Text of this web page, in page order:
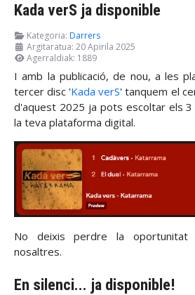
Kada verS ja disponible
Kategoria: Darrers
Argitaratua: 20 Apirila 2025
Agerraldiak: 1889
I amb la publicació, de nou, a les
tercer disc 'Kada verS' tanquem el
d'aquest 2025 ja pots escoltar els 3
la teva plataforma digital.
No deixis perdre la oportunitat
nosaltres.
En silenci... ja disponible!